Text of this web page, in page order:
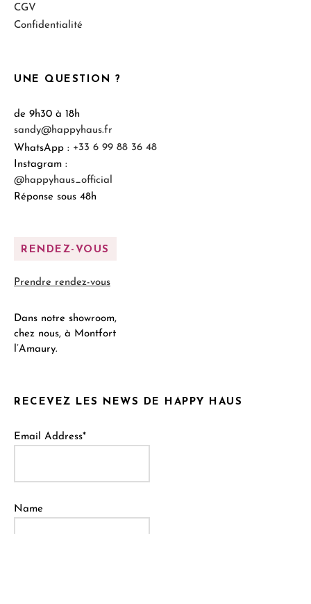
RECEVEZ LES NEWS DE HAPPY HAUS
Email Address*
Name
UNE QUESTION ?
de 9h30 à 18h
sandy@happyhaus.fr
WhatsApp : +33 6 99 88 36 48
Instagram :
@happyhaus_official
Réponse sous 48h
RENDEZ-VOUS
Prendre rendez-vous
Dans notre showroom,
chez nous, à Montfort
l’Amaury.
CGV
Confidentialité